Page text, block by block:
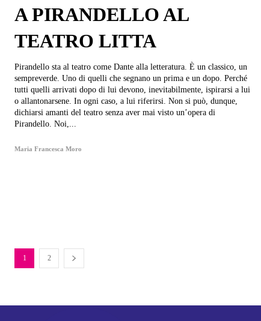
A PIRANDELLO AL
TEATRO LITTA
Pirandello sta al teatro come Dante alla letteratura. È un classico, un
sempreverde. Uno di quelli che segnano un prima e un dopo. Perché
tutti quelli arrivati dopo di lui devono, inevitabilmente, ispirarsi a lui
o allantonarsene. In ogni caso, a lui riferirsi. Non si può, dunque,
dichiarsi amanti del teatro senza aver mai visto un’opera di
Pirandello. Noi,...
Maria Francesca Moro
1 2